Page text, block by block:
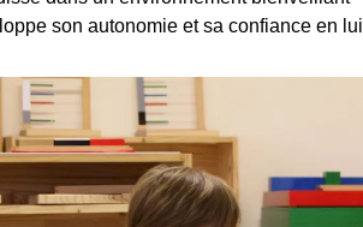
son autonomie et sa confiance en lui